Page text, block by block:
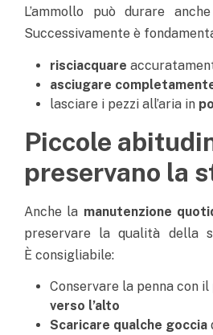
L’ammollo può durare anche
Successivamente è
risciacquare
asciugare
lasciare i pezzi all’aria in
Piccole
preservano la
Anche la manutenzione
preservare la qualità della
È consigliabile:
Conservare la penna con il
verso l’alto
Scaricare qualche goccia